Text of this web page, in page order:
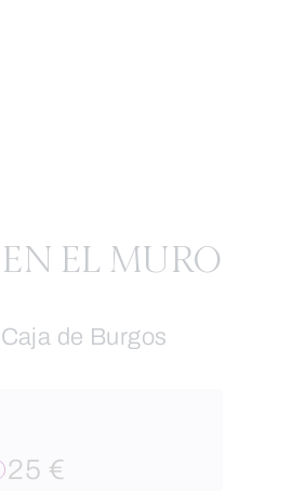
EL MURO
de Burgos
25 €